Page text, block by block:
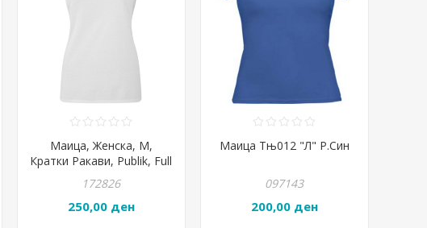
Маица, Женска, M,
Кратки Ракави, Publik, Full
Hd Lady, 50.025.90, Бела
172826
250,00 ден
Маица Тњ012 "Л" Р.Син
097143
200,00 ден